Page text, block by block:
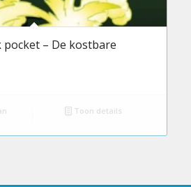
pocket – De kostbare
Toon details